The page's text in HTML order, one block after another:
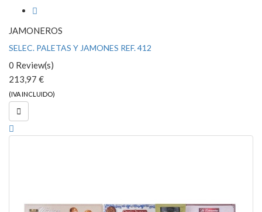

JAMONEROS
SELEC. PALETAS Y JAMONES REF. 412
0 Review(s)
213,97 €
(IVA INCLUIDO)
